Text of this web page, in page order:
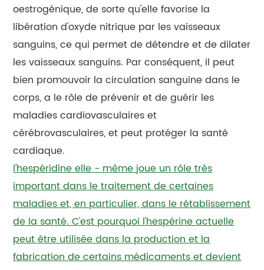
oestrogénique, de sorte qu'elle favorise la
libération d'oxyde nitrique par les vaisseaux
sanguins, ce qui permet de détendre et de dilater
les vaisseaux sanguins. Par conséquent, il peut
bien promouvoir la circulation sanguine dans le
corps, a le rôle de prévenir et de guérir les
maladies cardiovasculaires et
cérébrovasculaires, et peut protéger la santé
cardiaque.
l'hespéridine elle - même joue un rôle très
important dans le traitement de certaines
maladies et, en particulier, dans le rétablissement
de la santé. C'est pourquoi l'hespérine actuelle
peut être utilisée dans la production et la
fabrication de certains médicaments et devient